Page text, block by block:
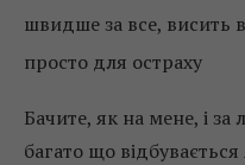
швидше за все, висить
просто для остраху
Бачите, як на мене, і
багато що